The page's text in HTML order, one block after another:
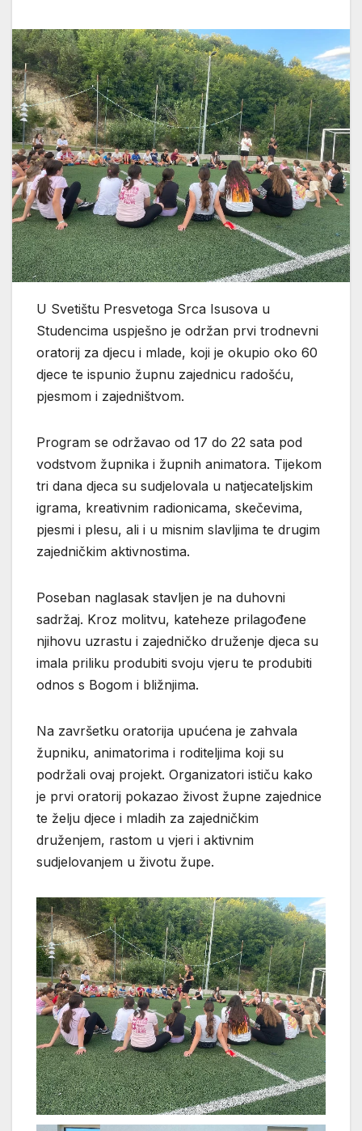
U Svetištu Presvetoga Srca Isusova u
Studencima uspješno je održan prvi trodnevni
oratorij za djecu i mlade, koji je okupio oko 60
djece te ispunio župnu zajednicu radošću,
pjesmom i zajedništvom.
Program se održavao od 17 do 22 sata pod
vodstvom župnika i župnih animatora. Tijekom
tri dana djeca su sudjelovala u natjecateljskim
igrama, kreativnim radionicama, skečevima,
pjesmi i plesu, ali i u misnim slavljima te drugim
zajedničkim aktivnostima.
Poseban naglasak stavljen je na duhovni
sadržaj. Kroz molitvu, kateheze prilagođene
njihovu uzrastu i zajedničko druženje djeca su
imala priliku produbiti svoju vjeru te produbiti
odnos s Bogom i bližnjima.
Na završetku oratorija upućena je zahvala
župniku, animatorima i roditeljima koji su
podržali ovaj projekt. Organizatori ističu kako
je prvi oratorij pokazao živost župne zajednice
te želju djece i mladih za zajedničkim
druženjem, rastom u vjeri i aktivnim
sudjelovanjem u životu župe.